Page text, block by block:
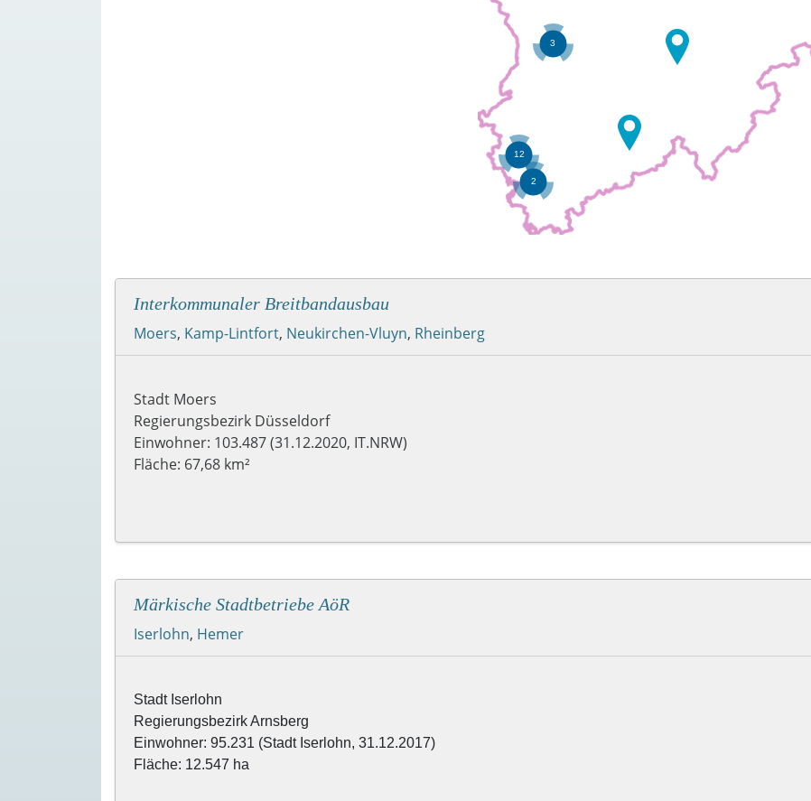
Interkommunaler Breitbandausbau
Moers, Kamp-Lintfort, Neukirchen-Vluyn, Rheinberg
Stadt Moers
Regierungsbezirk Düsseldorf
Einwohner: 103.487 (31.12.2020, IT.NRW)
Fläche: 67,68 km²
Märkische Stadtbetriebe AöR
Iserlohn, Hemer
Stadt Iserlohn
Regierungsbezirk Arnsberg
Einwohner: 95.231 (Stadt Iserlohn, 31.12.2017)
Fläche: 12.547 ha